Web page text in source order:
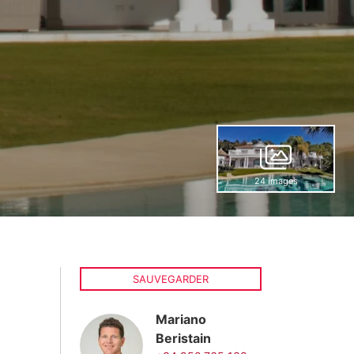
24 images
SAUVEGARDER
Mariano
Beristain